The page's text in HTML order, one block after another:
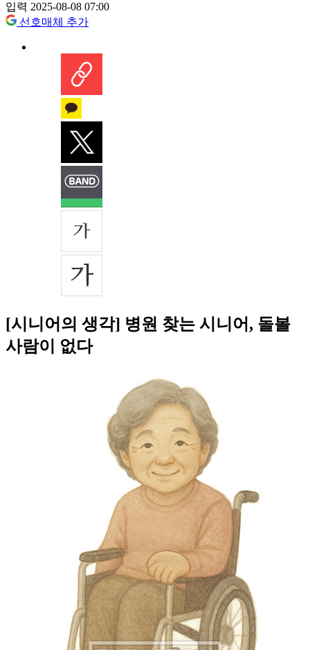
입력 2025-08-08 07:00
선호매체 추가
[시니어의 생각] 병원 찾는 시니어, 돌볼
사람이 없다